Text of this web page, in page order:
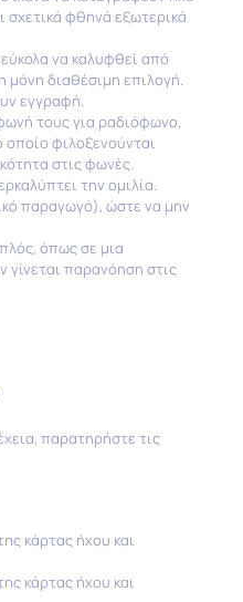
σχετικά φθηνά εξωτερικά
να καλυφθεί από
μόνη διαθέσιμη επιλογή.
εγγραφή.
τους για ραδιόφωνο,
φιλοξενούνται
στις φωνές.
την ομιλία.
παραγωγό), ώστε να μην
όπως σε μια
παρανόηση στις
παρατηρήστε τις
κάρτας ήχου και
κάρτας ήχου και